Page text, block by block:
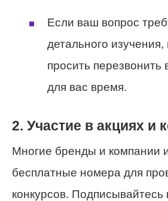
Если ваш вопрос
детального изучения,
просить перезвонить
для вас время.
2. Участие в акциях и
Многие бренды и компании
бесплатные номера для
конкурсов. Подписывайтесь